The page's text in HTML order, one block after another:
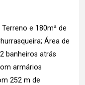
e 180m² de
Área de
banheiros atrás
armários
252 m de